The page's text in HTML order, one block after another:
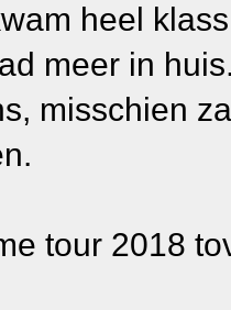
heel
meer in
misschien
tour 2018